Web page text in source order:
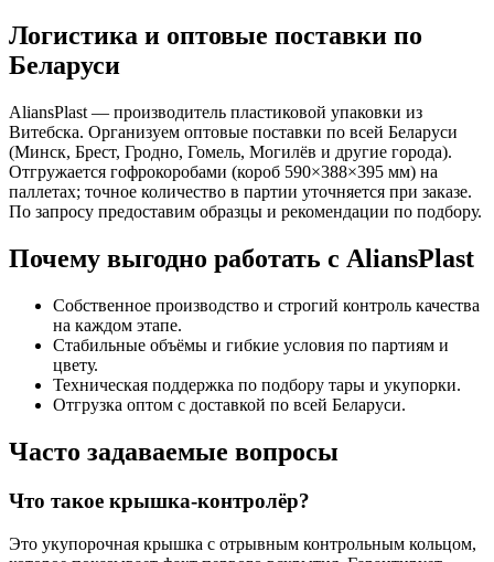
Логистика и оптовые поставки по
Беларуси
AliansPlast — производитель пластиковой упаковки из
Витебска. Организуем оптовые поставки по всей Беларуси
(Минск, Брест, Гродно, Гомель, Могилёв и другие города).
Отгружается гофрокоробами (короб 590×388×395 мм) на
паллетах; точное количество в партии уточняется при заказе.
По запросу предоставим образцы и рекомендации по подбору.
Почему выгодно работать с AliansPlast
Собственное производство и строгий контроль качества
на каждом этапе.
Стабильные объёмы и гибкие условия по партиям и
цвету.
Техническая поддержка по подбору тары и укупорки.
Отгрузка оптом с доставкой по всей Беларуси.
Часто задаваемые вопросы
Что такое крышка-контролёр?
Это укупорочная крышка с отрывным контрольным кольцом,